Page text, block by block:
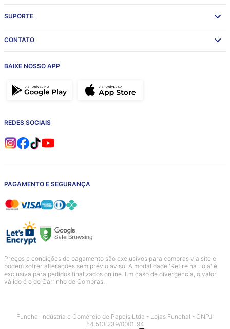
SUPORTE
CONTATO
BAIXE NOSSO APP
REDES SOCIAIS
PAGAMENTO E SEGURANÇA
Preços e condições de pagamento são exclusivos para compras via site e
podem sofrer alterações sem prévio aviso. A modalidade 'Retire na Loja' é
exclusiva para pedidos finalizados online. Em caso de divergência, o valor
válido é o do Carrinho de Compras.
Funchal Indústria e Comércio de Papeis Ltda - Lojas Funchal - CNPJ:
54.513.239/0001-94